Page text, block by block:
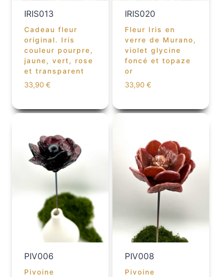
IRIS013
Cadeau fleur
original. Iris
couleur pourpre,
jaune, vert, rose
et transparent
33,90 €
IRIS020
Fleur Iris en
verre de Murano,
violet glycine
foncé et topaze
or
33,90 €
PIV006
Pivoine
PIV008
Pivoine